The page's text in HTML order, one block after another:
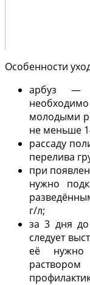
Особенности
арбуз —
молодыми
не меньше
рассаду
перелива
при
нужно
г/л;
за 3 дня до
следует
её нужно